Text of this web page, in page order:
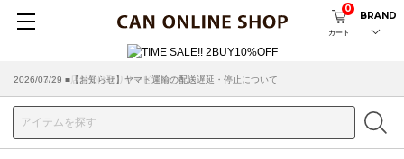
カート
0
BRAND
2026/07/29 ■【お知らせ】ヤマト運輸の配送遅延・停止について
2026/03/18 ■店舗受け取りサービスのご案内